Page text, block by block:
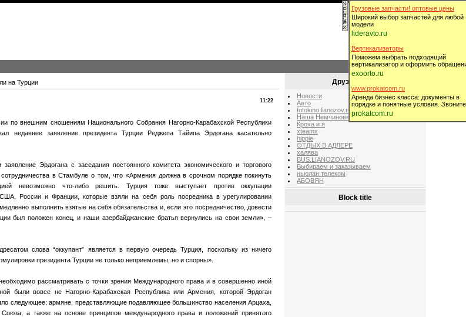
Приветствую Вас Гость
на Турции
11:22
по внешним сношениям Национального Собрания Нагорно-Карабахской Республики
недавнее заявление президента Турции Реджепа Тайипа Эрдогана касательно
Эрдогана с заседания постоянного комитета экономического и торгового
в Стамбуле о том, что «Армения должна в срочном порядке покинуть
невозможно что-либо решить. Турция тоже выступает против оккупации
России и Франции, которые взяли на себя роль посредника в урегулировании
выполнить взятые на себя обязательства и, если это посредничество, довести
был положен конец, и наши азербайджанские братья вернулись на свои земли», –
слова “оккупант” является в первую очередь Турция, поскольку из ничего
президента Турции не только неприемлемы, но и спорны».
рассматривать с точки зрения Международного права и в совершенно иной
были вовсе не Нагорно-Карабахская Республика или Армения, которой Эрдоган
следующее: армяне, представляющие подавляющее большинство населения Арцаха,
а также на основе принципов международного права и положений принятого
Грузовые запчасти! оптовые цены
Широкий выбор запчастей для любой
модели
lideravto.ru
Вертикализаторы
Поможем выбрать подходящий
вертикализатор и оформить
exoorto.ru
www.prokatcom.ru
Аренда бизнес класса: документы в
порядке и понятные условия. Звоните
prokatcom.ru
Друзья сайта
Новости
Авто
fotokino.lianozov.ru
Наша Немчиновка
Кроха и я
xteamx
hippie
ОТДЫХ В АДЛЕРЕ
халява
BUS.LIANOZOV.RU
Выбираем и заказываем
ньюлан телеком
АБОВЯН
Block title